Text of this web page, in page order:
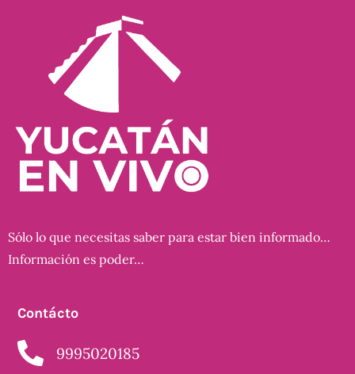
Sólo lo que necesitas saber para estar bien informado…
Información es poder…
Contácto
9995020185